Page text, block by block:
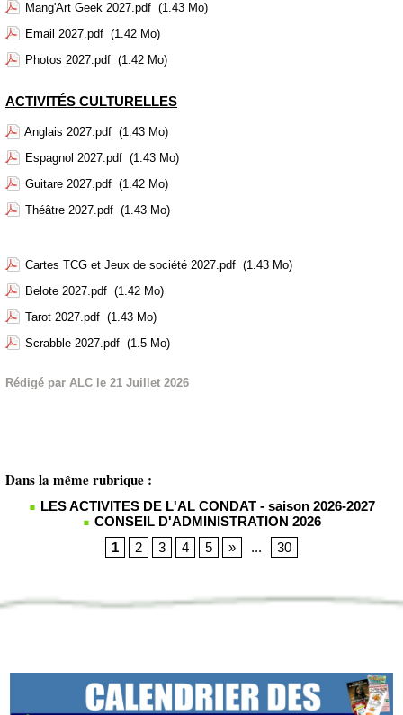
Mang'Art Geek 2027.pdf (1.43 Mo)
Email 2027.pdf (1.42 Mo)
Photos 2027.pdf (1.42 Mo)
ACTIVITÉS CULTURELLES
Anglais 2027.pdf (1.43 Mo)
Espagnol 2027.pdf (1.43 Mo)
Guitare 2027.pdf (1.42 Mo)
Théâtre 2027.pdf (1.43 Mo)
Cartes TCG et Jeux de société 2027.pdf (1.43 Mo)
Belote 2027.pdf (1.42 Mo)
Tarot 2027.pdf (1.43 Mo)
Scrabble 2027.pdf (1.5 Mo)
Rédigé par ALC le 21 Juillet 2026
Dans la même rubrique :
LES ACTIVITES DE L'AL CONDAT - saison 2026-2027
CONSEIL D'ADMINISTRATION 2026
1
2 3 4 5 » ... 30